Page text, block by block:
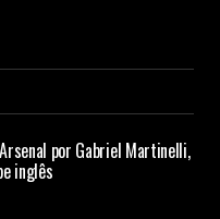
por Gabriel Martinelli,
inglês